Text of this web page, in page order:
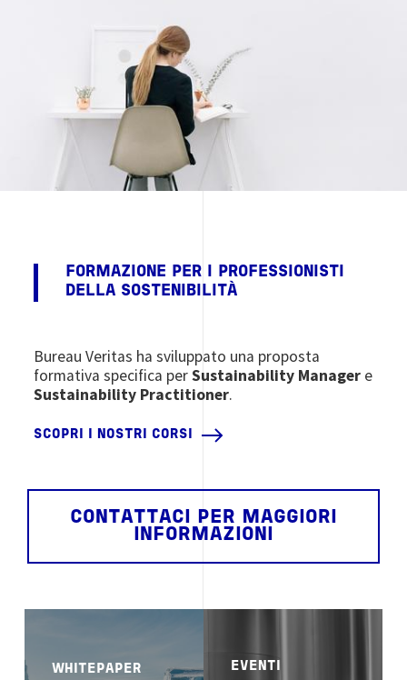
FORMAZIONE PER I PROFESSIONISTI
DELLA SOSTENIBILITÀ
Bureau Veritas ha sviluppato una proposta
formativa specifica perSustainability Manager e
Sustainability Practitioner.
SCOPRI I NOSTRI CORSI
CONTATTACI PER MAGGIORI
INFORMAZIONI
WHITEPAPER EVENTI